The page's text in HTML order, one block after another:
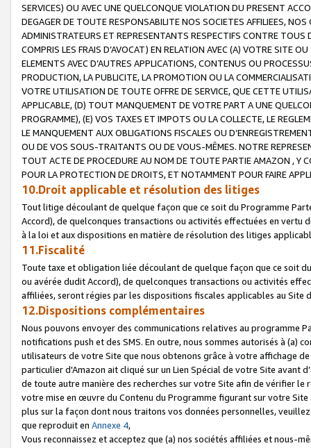
SERVICES) OU AVEC UNE QUELCONQUE VIOLATION DU PRESENT
DEGAGER DE TOUTE RESPONSABILITE NOS SOCIETES AFFILIEES,
ADMINISTRATEURS ET REPRESENTANTS RESPECTIFS CONTRE
COMPRIS LES FRAIS D’AVOCAT) EN RELATION AVEC (A) VOTRE SITE
ELEMENTS AVEC D’AUTRES APPLICATIONS, CONTENUS OU
PRODUCTION, LA PUBLICITE, LA PROMOTION OU LA
VOTRE UTILISATION DE TOUTE OFFRE DE SERVICE, QUE CETTE
APPLICABLE, (D) TOUT MANQUEMENT DE VOTRE PART A UNE
PROGRAMME), (E) VOS TAXES ET IMPOTS OU LA COLLECTE, LE
LE MANQUEMENT AUX OBLIGATIONS FISCALES OU
OU DE VOS SOUS-TRAITANTS OU DE VOUS-MÊMES. NOTRE
TOUT ACTE DE PROCEDURE AU NOM DE TOUTE PARTIE AMAZON , Y
POUR LA PROTECTION DE DROITS, ET NOTAMMENT POUR FAIRE
10.Droit applicable et résolution des litiges
Tout litige découlant de quelque façon que ce soit du Programme
Accord), de quelconques transactions ou activités effectuées en vertu
à la loi et aux dispositions en matière de résolution des litiges
11.Fiscalité
Toute taxe et obligation liée découlant de quelque façon que ce soit
ou avérée dudit Accord), de quelconques transactions ou activités
affiliées, seront régies par les dispositions fiscales applicables au Site
12.Dispositions complémentaires
Nous pouvons envoyer des communications relatives au programme
notifications push et des SMS. En outre, nous sommes autorisés à
utilisateurs de votre Site que nous obtenons grâce à votre affichage
particulier d'Amazon ait cliqué sur un Lien Spécial de votre Site avant
de toute autre manière des recherches sur votre Site afin de vérifier
votre mise en œuvre du Contenu du Programme figurant sur votre
plus sur la façon dont nous traitons vos données personnelles,
que reproduit en Annexe 4,
Vous reconnaissez et acceptez que (a) nos sociétés affiliées et nous-